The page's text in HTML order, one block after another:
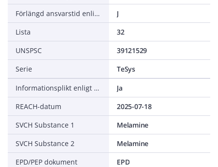
Förlängd ansvarstid enligt ALEM-09
J
Lista
32
UNSPSC
39121529
Serie
TeSys
Informationsplikt enligt REACH
Ja
REACH-datum
2025-07-18
SVCH Substance 1
Melamine
SVCH Substance 2
Melamine
EPD/PEP dokument
EPD